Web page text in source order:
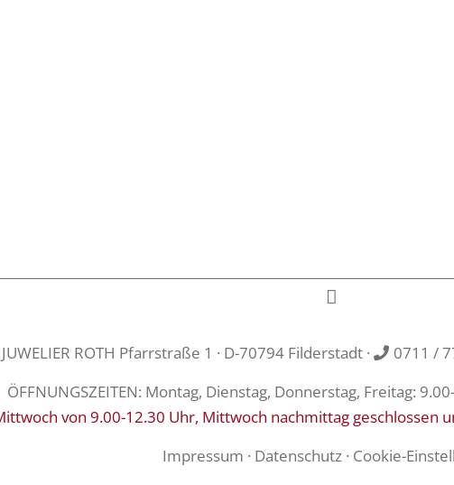
JUWELIER ROTH Pfarrstraße 1 · D-70794 Filderstadt · 0711 /
ÖFFNUNGSZEITEN: Montag, Dienstag, Donnerstag, Freitag:
von 9.00-12.30 Uhr, Mittwoch nachmittag geschlossen
Impressum · Datenschutz · Cookie-